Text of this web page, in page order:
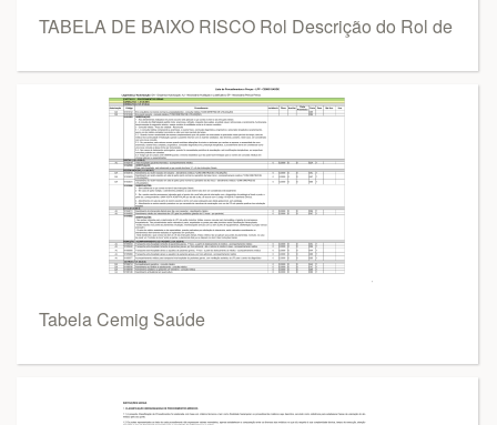
TABELA DE BAIXO RISCO Rol Descrição do Rol de
Tabela Cemig Saúde